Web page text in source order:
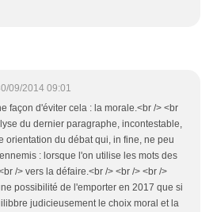
09/2014 09:01
façon d'éviter cela : la morale.<br /> <br
du dernier paragraphe, incontestable,
orientation du débat qui, in fine, ne peu
: lorsque l'on utilise les mots des
/> vers la défaire.<br /> <br /> <br />
possibilité de l'emporter en 2017 que si
judicieusement le choix moral et la